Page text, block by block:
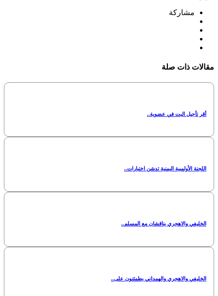
مشاركة
مقالات ذات صلة
أقر تأجيل البت في عضوية..
اللجنة الأولمبية اليمنية تدشن اختبارات..
الخليفي والاهجري يناقشان مع المسلم..
الخليفي والاهجري والهمداني يطمئنون على..